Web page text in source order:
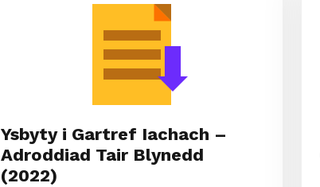
Ysbyty i Gartref Iachach –
Adroddiad Tair Blynedd
(2022)